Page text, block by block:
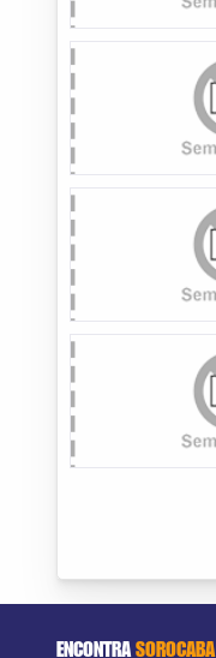
ENCONTRASOROCABA